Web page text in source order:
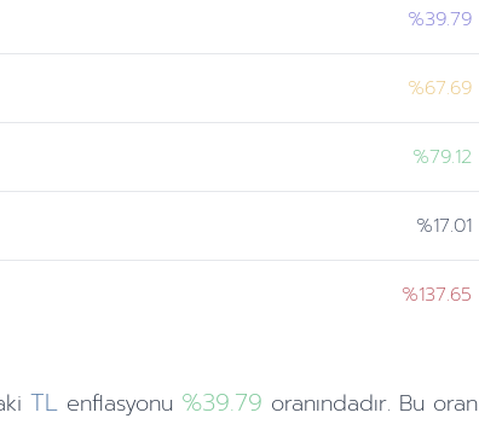
%39.79
%67.69
%79.12
%17.01
%137.65
TLenflasyonu %39.79 oranındadır. Bu oran